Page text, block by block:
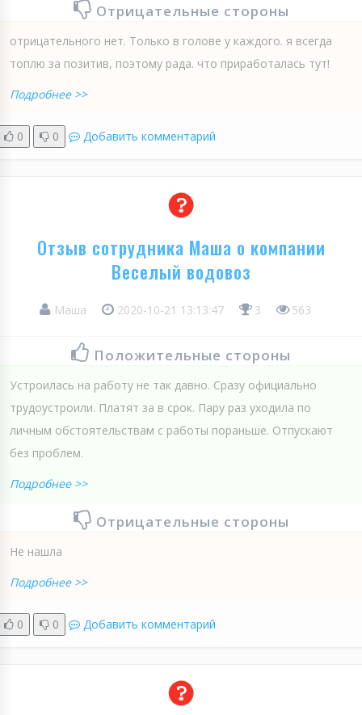
Отрицательные стороны
отрицательного нет. Только в голове у каждого. я всегда
топлю за позитив, поэтому рада. что приработалась тут!
Подробнее >>
0 0 Добавить комментарий
Отзыв сотрудника Маша о компании
Веселый водовоз
Маша 2020-10-21 13:13:47 3 563
Положительные стороны
Устроилась на работу не так давно. Сразу официально
трудоустроили. Платят за в срок. Пару раз уходила по
личным обстоятельствам с работы пораньше. Отпускают
без проблем.
Подробнее >>
Отрицательные стороны
Не нашла
Подробнее >>
0 0 Добавить комментарий